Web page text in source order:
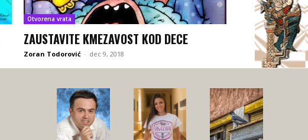
Otvorena vrata
ZAUSTAVITE KMEZAVOST KOD DECE
Zoran Todorović - dec 9, 2018